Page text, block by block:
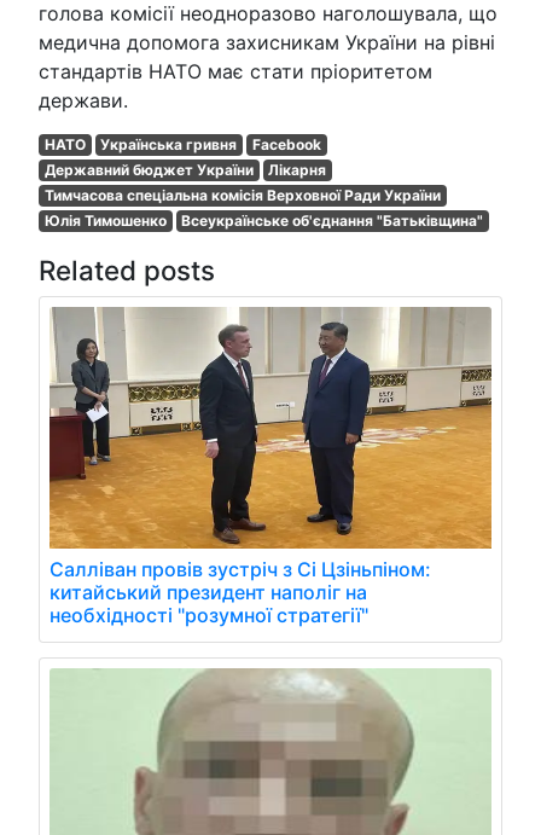
голова комісії неодноразово наголошувала, що
медична допомога захисникам України на рівні
стандартів НАТО має стати пріоритетом
держави.
НАТО Українська гривня
Facebook
Державний бюджет України
Лікарня
Тимчасова спеціальна комісія Верховної Ради України
Юлія Тимошенко
Всеукраїнське об'єднання "Батьківщина"
Related posts
Салліван провів зустріч з Сі Цзіньпіном:
китайський президент наполіг на
необхідності "розумної стратегії"